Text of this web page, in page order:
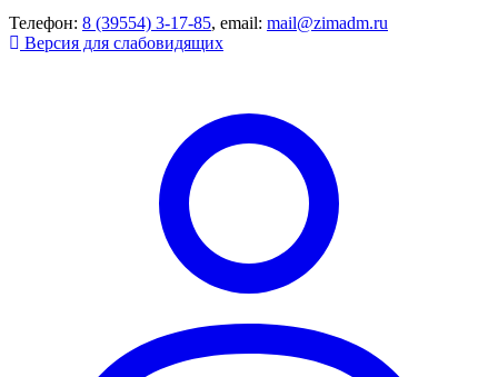
Телефон: 8 (39554) 3-17-85, email: mail@zimadm.ru
Версия для слабовидящих